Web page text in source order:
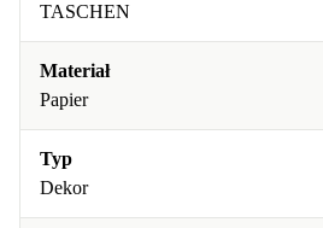
TASCHEN
Materiał
Papier
Typ
Dekor